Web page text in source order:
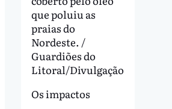
que poluiu as
praias do
Nordeste. /
Guardiões do
Litoral/Divulgação
Os impactos